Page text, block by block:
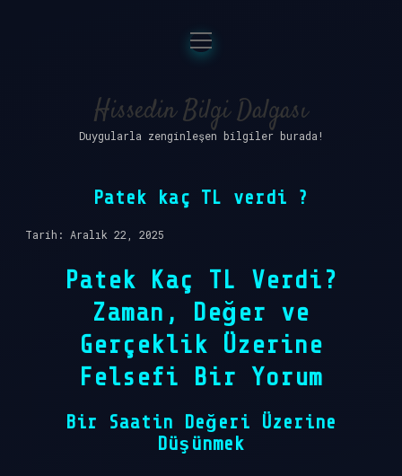
Anasayfa
Gizlilik Politikası
Yasal Uyarı
Hakkımızda
menüyü
aç
Hissedin Bilgi Dalgası
Duygularla zenginleşen bilgiler burada!
Patek kaç TL verdi ?
Tarih: Aralık 22, 2025
Patek Kaç TL Verdi?
Zaman, Değer ve
Gerçeklik Üzerine
Felsefi Bir Yorum
Bir Saatin Değeri Üzerine
Düşünmek